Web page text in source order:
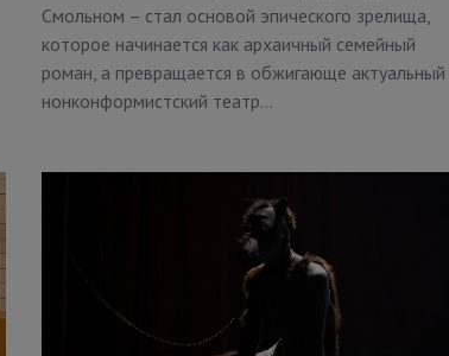
Смольном – стал основой эпического зрелища,
которое начинается как архаичный семейный
роман, а превращается в обжигающе актуальный
нонконформистский театр…